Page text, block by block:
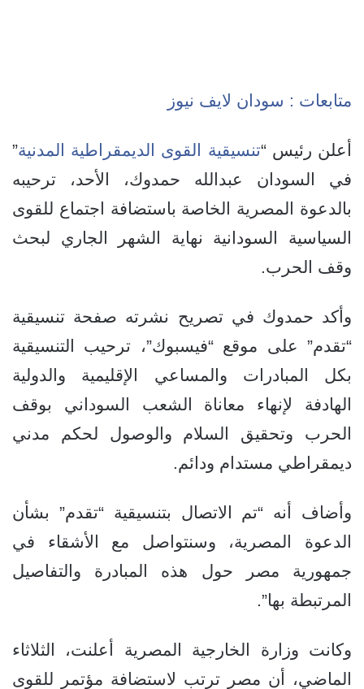
متابعات : سودان لايف نيوز
أعلن رئيس “تنسيقية القوى الديمقراطية المدنية”
في السودان عبدالله حمدوك، الأحد، ترحيبه
بالدعوة المصرية الخاصة باستضافة اجتماع للقوى
السياسية السودانية نهاية الشهر الجاري لبحث
وقف الحرب.
وأكد حمدوك في تصريح نشرته صفحة تنسيقية
“تقدم” على موقع “فيسبوك”، ترحيب التنسيقية
بكل المبادرات والمساعي الإقليمية والدولية
الهادفة لإنهاء معاناة الشعب السوداني بوقف
الحرب وتحقيق السلام والوصول لحكم مدني
ديمقراطي مستدام ودائم.
وأضاف أنه “تم الاتصال بتنسيقية “تقدم” بشأن
الدعوة المصرية، وسنتواصل مع الأشقاء في
جمهورية مصر حول هذه المبادرة والتفاصيل
المرتبطة بها”.
وكانت وزارة الخارجية المصرية أعلنت، الثلاثاء
الماضي، أن مصر ترتب لاستضافة مؤتمر للقوى